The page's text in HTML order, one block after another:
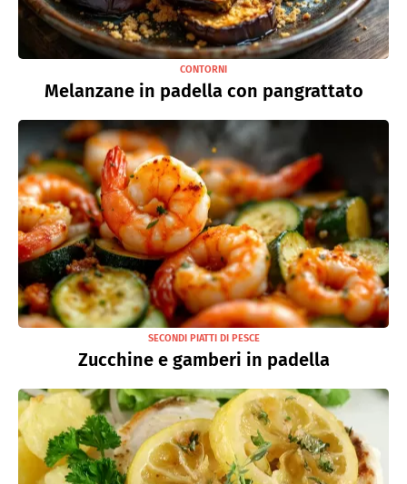
CONTORNI
Melanzane in padella con pangrattato
SECONDI PIATTI DI PESCE
Zucchine e gamberi in padella